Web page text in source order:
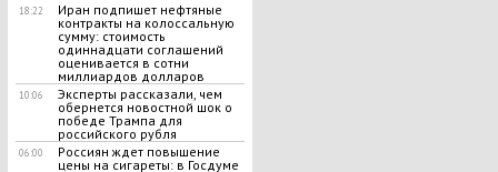
18:22
Иран подпишет нефтяные
контракты на колоссальную
сумму: стоимость
одиннадцати соглашений
оценивается в сотни
миллиардов долларов
10:06
Эксперты рассказали, чем
обернется новостной шок о
победе Трампа для
российского рубля
06:00
Россиян ждет повышение
цены на сигареты: в Госдуме